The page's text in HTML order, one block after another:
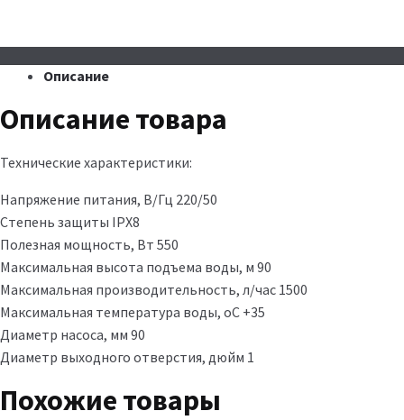
Описание
Описание товара
Технические характеристики:
Напряжение питания, В/Гц 220/50
Степень защиты IPX8
Полезная мощность, Вт 550
Максимальная высота подъема воды, м 90
Максимальная производительность, л/час 1500
Максимальная температура воды, оС +35
Диаметр насоса, мм 90
Диаметр выходного отверстия, дюйм 1
Похожие товары